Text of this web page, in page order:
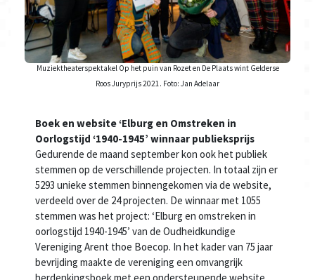
Muziektheaterspektakel Op het puin van Rozet en De Plaats wint Gelderse
Roos Juryprijs 2021. Foto: Jan Adelaar
Boek en website ‘Elburg en Omstreken in
Oorlogstijd ‘1940-1945’ winnaar publieksprijs
Gedurende de maand september kon ook het publiek
stemmen op de verschillende projecten. In totaal zijn er
5293 unieke stemmen binnengekomen via de website,
verdeeld over de 24 projecten. De winnaar met 1055
stemmen was het project: ‘Elburg en omstreken in
oorlogstijd 1940-1945’ van de Oudheidkundige
Vereniging Arent thoe Boecop. In het kader van 75 jaar
bevrijding maakte de vereniging een omvangrijk
herdenkingsboek met een ondersteunende website